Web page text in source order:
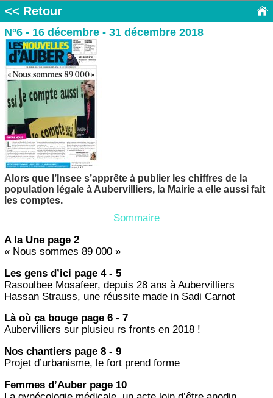
<< Retour
N°6 - 16 décembre - 31 décembre 2018
Alors que l’Insee s’apprête à publier les chiffres de la
population légale à Aubervilliers, la Mairie a elle aussi fait
les comptes.
Sommaire
A la Une page 2
« Nous sommes 89 000 »
Les gens d’ici page 4 - 5
Rasoulbee Mosafeer, depuis 28 ans à Aubervilliers
Hassan Strauss, une réussite made in Sadi Carnot
Là où ça bouge page 6 - 7
Aubervilliers sur plusieu rs fronts en 2018 !
Nos chantiers page 8 - 9
Projet d’urbanisme, le fort prend forme
Femmes d’Auber page 10